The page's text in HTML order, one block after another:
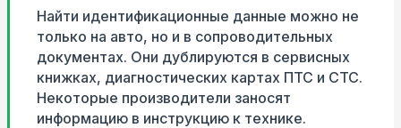
Найти идентификационные данные можно не
только на авто, но и в сопроводительных
документах. Они дублируются в сервисных
книжках, диагностических картах ПТС и СТС.
Некоторые производители заносят
информацию в инструкцию к технике.